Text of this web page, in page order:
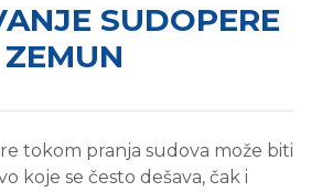
SUDOPERE
ZEMUN
tokom pranja sudova može biti
koje se često dešava, čak i